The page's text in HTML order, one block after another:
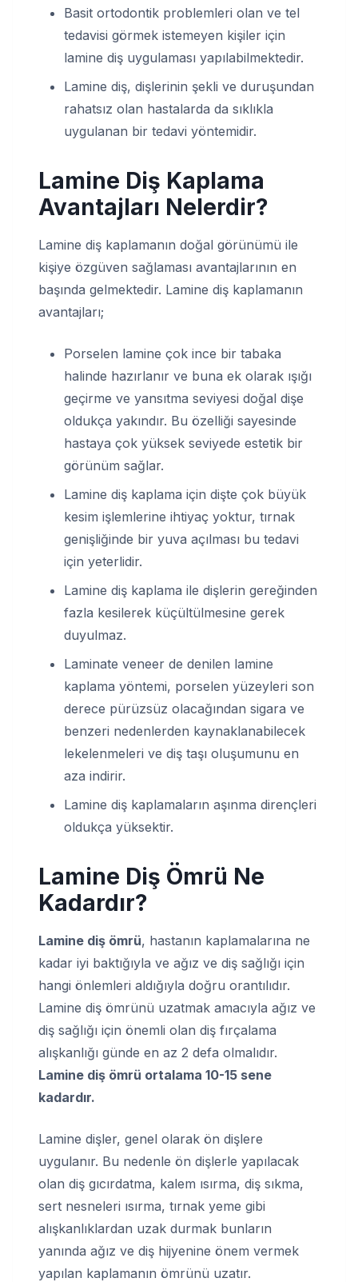
Basit ortodontik problemleri olan ve tel
tedavisi görmek istemeyen kişiler için
lamine diş uygulaması yapılabilmektedir.
Lamine diş, dişlerinin şekli ve duruşundan
rahatsız olan hastalarda da sıklıkla
uygulanan bir tedavi yöntemidir.
Lamine Diş Kaplama
Avantajları Nelerdir?
Lamine diş kaplamanın doğal görünümü ile
kişiye özgüven sağlaması avantajlarının en
başında gelmektedir. Lamine diş kaplamanın
avantajları;
Porselen lamine çok ince bir tabaka
halinde hazırlanır ve buna ek olarak ışığı
geçirme ve yansıtma seviyesi doğal dişe
oldukça yakındır. Bu özelliği sayesinde
hastaya çok yüksek seviyede estetik bir
görünüm sağlar.
Lamine diş kaplama için dişte çok büyük
kesim işlemlerine ihtiyaç yoktur, tırnak
genişliğinde bir yuva açılması bu tedavi
için yeterlidir.
Lamine diş kaplama ile dişlerin gereğinden
fazla kesilerek küçültülmesine gerek
duyulmaz.
Laminate veneer de denilen lamine
kaplama yöntemi, porselen yüzeyleri son
derece pürüzsüz olacağından sigara ve
benzeri nedenlerden kaynaklanabilecek
lekelenmeleri ve diş taşı oluşumunu en
aza indirir.
Lamine diş kaplamaların aşınma dirençleri
oldukça yüksektir.
Lamine Diş Ömrü Ne
Kadardır?
Lamine diş ömrü, hastanın kaplamalarına ne
kadar iyi baktığıyla ve ağız ve diş sağlığı için
hangi önlemleri aldığıyla doğru orantılıdır.
Lamine diş ömrünü uzatmak amacıyla ağız ve
diş sağlığı için önemli olan diş fırçalama
alışkanlığı günde en az 2 defa olmalıdır.
Lamine diş ömrü ortalama 10-15 sene
kadardır.
Lamine dişler, genel olarak ön dişlere
uygulanır. Bu nedenle ön dişlerle yapılacak
olan diş gıcırdatma, kalem ısırma, diş sıkma,
sert nesneleri ısırma, tırnak yeme gibi
alışkanlıklardan uzak durmak bunların
yanında ağız ve diş hijyenine önem vermek
yapılan kaplamanın ömrünü uzatır.